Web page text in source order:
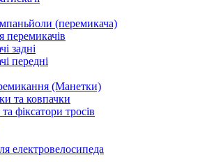
(перемикача)
перемикачів
задні
передні
(Манетки)
та ковпачки
фіксатори тросів
електровелосипеда